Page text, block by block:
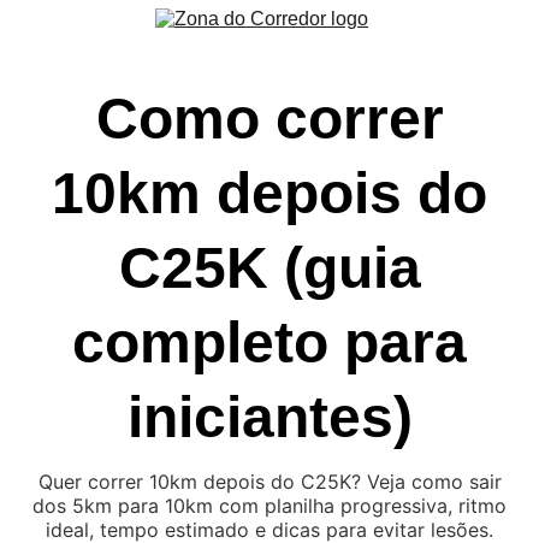
Como correr
10km depois do
C25K (guia
completo para
iniciantes)
Quer correr 10km depois do C25K? Veja como sair
dos 5km para 10km com planilha progressiva, ritmo
ideal, tempo estimado e dicas para evitar lesões.